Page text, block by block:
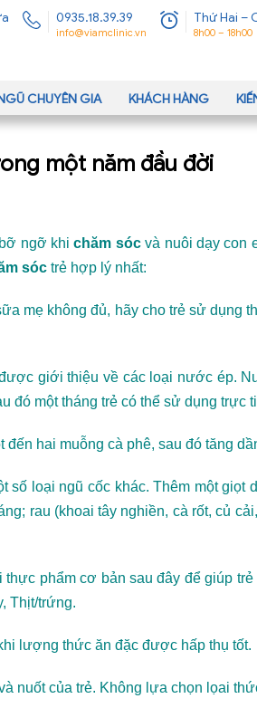
0935.18.39.39
info@viamclinic.vn
Thứ Hai –
8h00 – 18h00
CHUYÊN GIA KHÁCH HÀNG
một năm đầu đời
bỡ ngỡ khichăm sócvà nuôi dạy con
sóc trẻ hợp lý nhất:
mẹ không đủ, hãy cho trẻ sử dụng
giới thiệu về các loại nước ép.
đó một tháng trẻ có thể sử dụng trực
hai muỗng cà phê, sau đó tăng
số loại ngũ cốc khác. Thêm một
rau (khoai tây nghiền, cà rốt, củ
phẩm cơ bản sau đây để giúp
Thịt/trứng.
lượng thức ăn đặc được hấp thụ tốt.
nuốt của trẻ. Không lựa chọn lọai